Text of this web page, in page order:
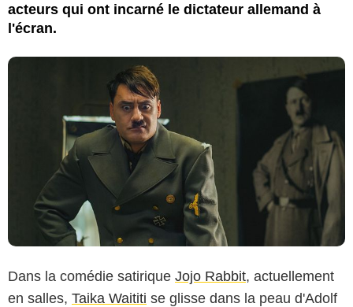
acteurs qui ont incarné le dictateur allemand à
l'écran.
Dans la comédie satirique Jojo Rabbit, actuellement
en salles, Taika Waititi se glisse dans la peau d'Adolf